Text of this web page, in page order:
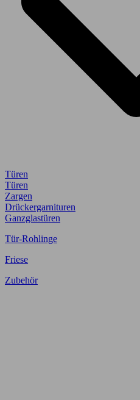
Türen
Türen
Zargen
Drückergarnituren
Ganzglastüren
Tür-Rohlinge
Friese
Zubehör